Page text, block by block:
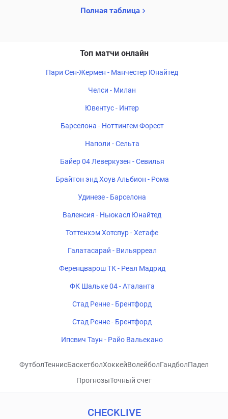
Полная таблица
Топ матчи онлайн
Пари Сен-Жермен - Манчестер Юнайтед
Челси - Милан
Ювентус - Интер
Барселона - Ноттингем Форест
Наполи - Сельта
Байер 04 Леверкузен - Севилья
Брайтон энд Хоув Альбион - Рома
Удинезе - Барселона
Валенсия - Ньюкасл Юнайтед
Тоттенхэм Хотспур - Хетафе
Галатасарай - Вильярреал
Ференцварош ТК - Реал Мадрид
ФК Шальке 04 - Аталанта
Стад Ренне - Брентфорд
Стад Ренне - Брентфорд
Ипсвич Таун - Райо Вальекано
ФутболТеннисБаскетболХоккейВолейболГандболПадел
ПрогнозыТочный счет
CHECKLIVE